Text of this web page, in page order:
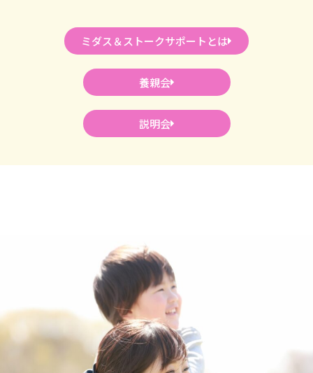
ミダス＆ストークサポートとは
養親会
説明会